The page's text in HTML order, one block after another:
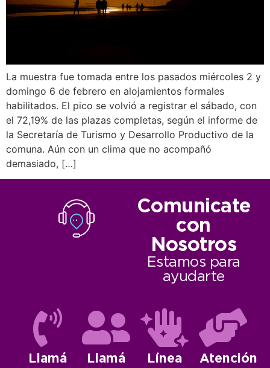
La muestra fue tomada entre los pasados miércoles 2 y
domingo 6 de febrero en alojamientos formales
habilitados. El pico se volvió a registrar el sábado, con
el 72,19% de las plazas completas, según el informe de
la Secretaría de Turismo y Desarrollo Productivo de la
comuna. Aún con un clima que no acompañó
demasiado, […]
Comunicate
con
Nosotros
Estamos para
ayudarte
Llamá
Llamá
Línea
Atención